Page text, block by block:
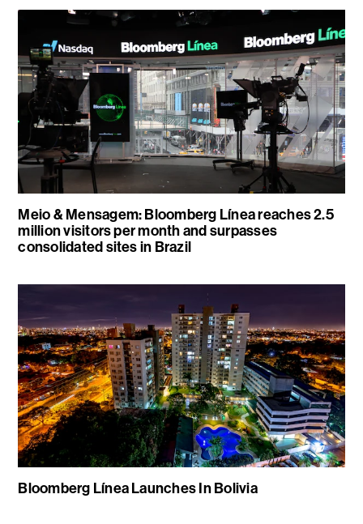
Meio & Mensagem: Bloomberg Línea reaches 2.5
million visitors per month and surpasses
consolidated sites in Brazil
Bloomberg Línea Launches In Bolivia